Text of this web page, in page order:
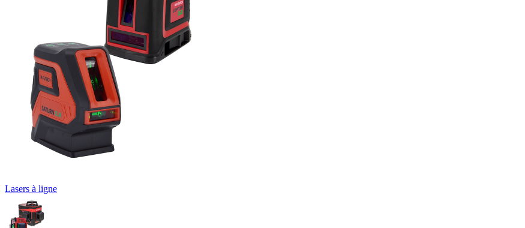
Lasers à ligne